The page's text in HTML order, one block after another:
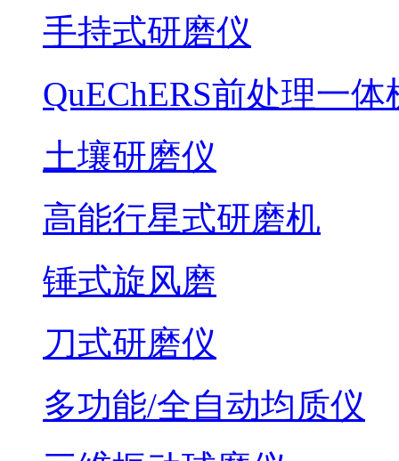
手持式研磨仪
QuEChERS前处理一体
土壤研磨仪
高能行星式研磨机
锤式旋风磨
刀式研磨仪
多功能/全自动均质仪